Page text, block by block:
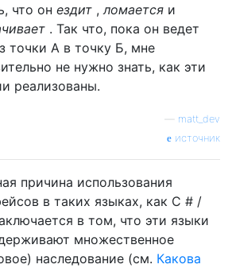
что он ездит , ломается и
. Так что, пока он ведет
точки А в точку Б, мне
не нужно знать, как эти
реализованы.
matt_dev
источник
причина использования
в таких языках, как C # /
в том, что эти языки
множественное
наследование (см. Какова